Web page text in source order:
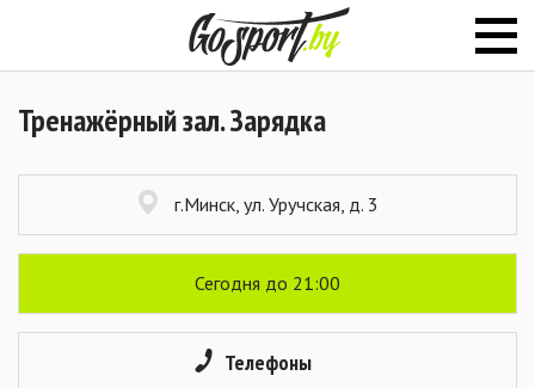
Тренажёрный зал. Зарядка
г.Минск, ул. Уручская, д. 3
Сегодня до 21:00
Телефоны